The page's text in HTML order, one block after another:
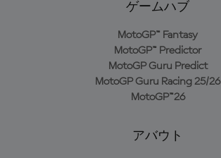
ゲームハブ
MotoGP™ Fantasy
MotoGP™ Predictor
MotoGP Guru Predict
MotoGP Guru Racing 25/26
MotoGP™26
アバウト